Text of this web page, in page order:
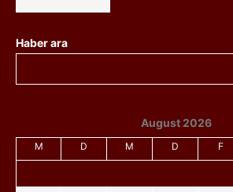
Haber ara
August 2026
M D M D F